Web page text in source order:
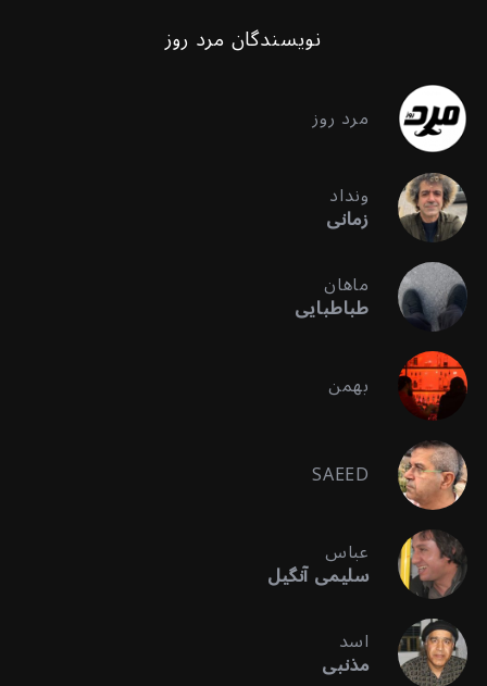
نویسندگان مرد روز
مرد روز
ونداد
زمانی
ماهان
طباطبایی
بهمن
SAEED
عباس
سلیمی آنگیل
اسد
مذنبی